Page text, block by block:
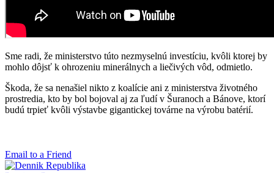
Sme radi, že ministerstvo túto nezmyselnú investíciu, kvôli ktorej by
mohlo dôjsť k ohrozeniu minerálnych a liečivých vôd, odmietlo.
Škoda, že sa nenašiel nikto z koalície ani z ministerstva životného
prostredia, kto by bol bojoval aj za ľudí v Šuranoch a Bánove, ktorí
budú trpieť kvôli výstavbe gigantickej továrne na výrobu batérií.
Email to a Friend